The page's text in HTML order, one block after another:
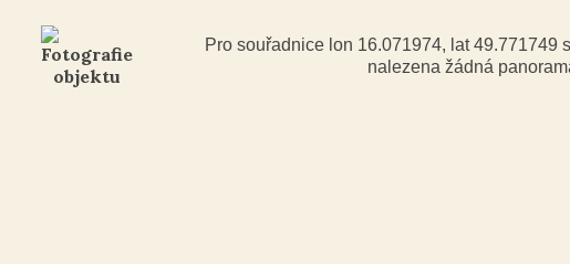
Pro souřadnice lon 16.071974, lat 49.771749
nalezena žádná